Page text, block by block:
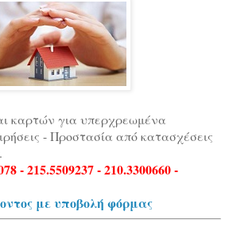
καρτών για υπερχρεωμένα
- Προστασία από κατασχέσεις
- 215.5509237 - 210.3300660 -
με υποβολή φόρμας